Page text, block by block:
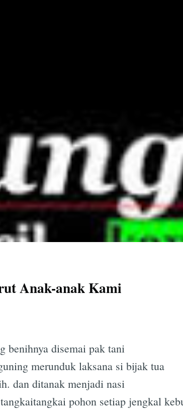
Anak-anak Kami
benihnya disemai pak tani
merunduk laksana si bijak tua
dan ditanak menjadi nasi
pohon setiap jengkal